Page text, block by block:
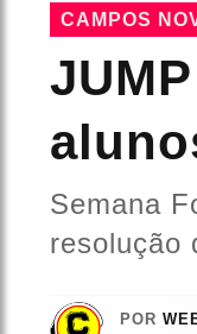
CAMPOS
Semana
resolução
POR